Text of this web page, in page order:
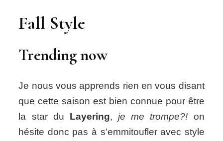
Fall Style
Trending now
Je nous vous apprends rien en vous disant
que cette saison est bien connue pour être
la star du Layering, je me trompe?! on
hésite donc pas à s’emmitoufler avec style